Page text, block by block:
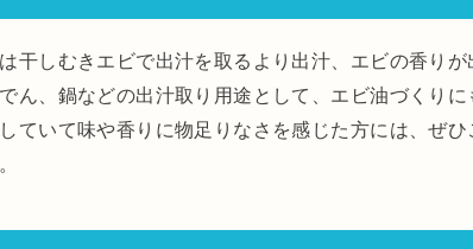
干しむきエビで出汁を取るより出汁、エビの香りが
ん、鍋などの出汁取り用途として、エビ油づくり
ていて味や香りに物足りなさを感じた方には、ぜ